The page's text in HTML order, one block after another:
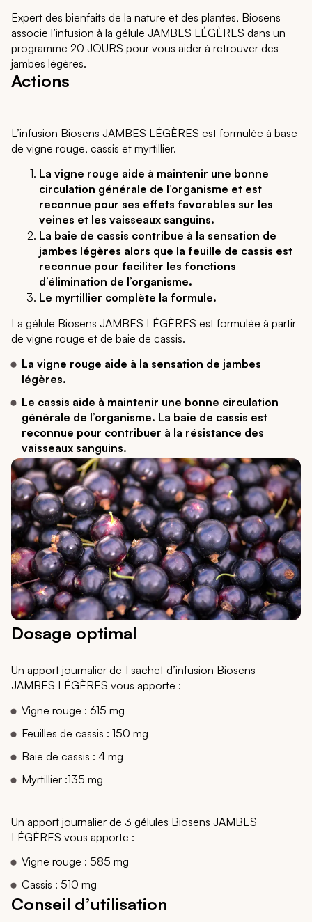
Expert des bienfaits de la nature et des plantes, Biosens
associe l’infusion à la gélule JAMBES LÉGÈRES dans un
programme 20 JOURS pour vous aider à retrouver des
jambes légères.
Actions
L’infusion Biosens JAMBES LÉGÈRES est formulée à base
de vigne rouge, cassis et myrtillier.
La vigne rouge aide à maintenir une bonne
circulation générale de l’organisme et est
reconnue pour ses effets favorables sur les
veines et les vaisseaux sanguins.
La baie de cassis contribue à la sensation de
jambes légères alors que la feuille de cassis est
reconnue pour faciliter les fonctions
d’élimination de l’organisme.
Le myrtillier complète la formule.
La gélule Biosens JAMBES LÉGÈRES est formulée à partir
de vigne rouge et de baie de cassis.
La vigne rouge aide à la sensation de jambes
légères.
Le cassis aide à maintenir une bonne circulation
générale de l’organisme. La baie de cassis est
reconnue pour contribuer à la résistance des
vaisseaux sanguins.
Dosage optimal
Un apport journalier de 1 sachet d’infusion Biosens
JAMBES LÉGÈRES vous apporte :
Vigne rouge : 615 mg
Feuilles de cassis : 150 mg
Baie de cassis : 4 mg
Myrtillier :135 mg
Un apport journalier de 3 gélules Biosens JAMBES
LÉGÈRES vous apporte :
Vigne rouge : 585 mg
Cassis : 510 mg
Conseil d’utilisation